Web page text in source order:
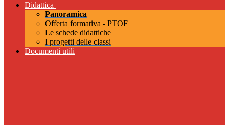
Didattica
Panoramica
Offerta formativa - PTOF
Le schede didattiche
I progetti delle classi
Documenti utili